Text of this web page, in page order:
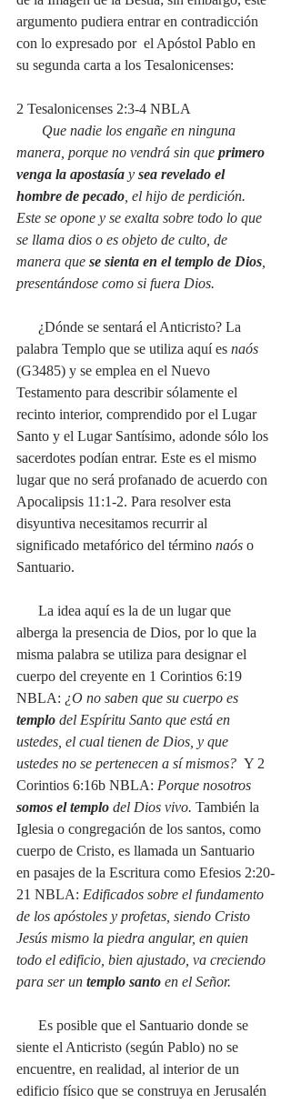
argumento pudiera entrar en contradicción
con lo expresado por  el Apóstol Pablo en
su segunda carta a los Tesalonicenses:
2 Tesalonicenses 2:3-4 NBLA
Que nadie los engañe en ninguna
manera, porque no vendrá sin que primero
venga la apostasía y sea revelado el
hombre de pecado , el hijo de perdición.
Este se opone y se exalta sobre todo lo que
se llama dios o es objeto de culto, de
manera que se sienta en el templo de Dios
presentándose como si fuera Dios.
¿Dónde se sentará el Anticristo? La
palabra Templo que se utiliza aquí es naós
(G3485) y se emplea en el Nuevo
Testamento para describir sólamente el
recinto interior, comprendido por el Lugar
Santo y el Lugar Santísimo, adonde sólo los
sacerdotes podían entrar. Este es el mismo
lugar que no será profanado de acuerdo con
Apocalipsis 11:1-2. Para resolver esta
disyuntiva necesitamos recurrir al
significado metafórico del término naós o
Santuario.
alberga la presencia de Dios, por lo que la
misma palabra se utiliza para designar el
cuerpo del creyente en 1 Corintios 6:19
NBLA: ¿O no saben que su cuerpo es
templo del Espíritu Santo que está en
ustedes, el cual tienen de Dios, y que
ustedes no se pertenecen a sí mismos? Y 2
Corintios 6:16b NBLA: Porque nosotros
somos el templo del Dios vivo. También la
Iglesia o congregación de los santos, como
cuerpo de Cristo, es llamada un Santuario
en pasajes de la Escritura como Efesios 2:20-
21 NBLA: Edificados sobre el fundamento
de los apóstoles y profetas, siendo Cristo
Jesús mismo la piedra angular, en quien
todo el edificio, bien ajustado, va creciendo
para ser un templo santo en el Señor.
Es posible que el Santuario donde se
siente el Anticristo (según Pablo) no se
encuentre, en realidad, al interior de un
edificio físico que se construya en Jerusalén